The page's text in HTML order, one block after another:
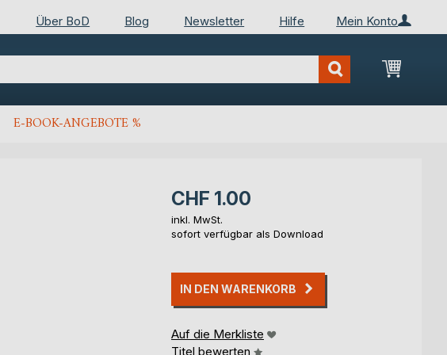
Mein Konto
Über BoD Blog Newsletter Hilfe
Mein
E-BOOK-ANGEBOTE %
CHF 1.00
inkl. MwSt.
sofort verfügbar als Download
IN DEN WARENKORB
Auf die Merkliste
Titel bewerten